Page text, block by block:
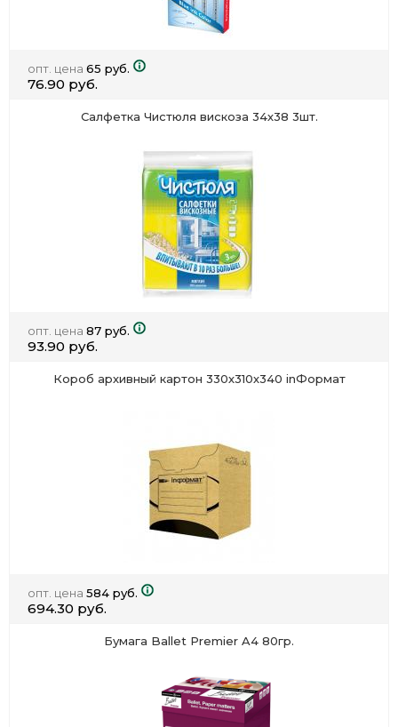
опт. цена 65 руб.
76.90 руб.
Салфетка Чистюля вискоза 34х38 3шт.
опт. цена 87 руб.
93.90 руб.
Короб архивный картон 330х310х340 inФормат
опт. цена 584 руб.
694.30 руб.
Бумага Ballet Premier A4 80гр.